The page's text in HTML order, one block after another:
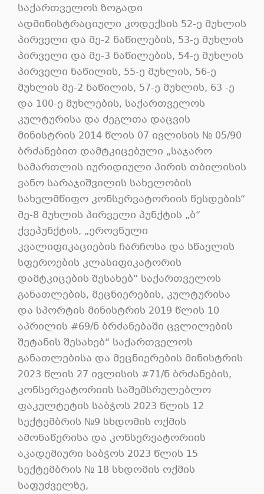
საქართველოს ზოგადი
ადმინისტრაციული კოდექსის 52-ე მუხლის
პირველი და მე-2 ნაწილების, 53-ე მუხლის
პირველი და მე-3 ნაწილების, 54-ე მუხლის
პირველი ნაწილის, 55-ე მუხლის, 56-ე
მუხლის მე-2 ნაწილის, 57-ე მუხლის, 63 -ე
და 100-ე მუხლების, საქართველოს
კულტურისა და ძეგლთა დაცვის
მინისტრის 2014 წლის 07 ივლისის № 05/90
ბრძანებით დამტკიცებული „საჯარო
სამართლის იურიდიული პირის თბილისის
ვანო სარაჯიშვილის სახელობის
სახელმწიფო კონსერვატორიის წესდების“
მე-8 მუხლის პირველი პუნქტის „ბ“
ქვეპუნქტის, „ეროვნული
კვალიფიკაციების ჩარჩოსა და სწავლის
სფეროების კლასიფიკატორის
დამტკიცების შესახებ“ საქართველოს
განათლების, მეცნიერების, კულტურისა
და სპორტის მინისტრის 2019 წლის 10
აპრილის #69/ნ ბრძანებაში ცვლილების
შეტანის შესახებ“ საქართველოს
განათლებისა და მეცნიერების მინისტრის
2023 წლის 27 ივლისის #71/ნ ბრძანების,
კონსერვატორიის საშემსრულებლო
ფაკულტეტის საბჭოს 2023 წლის 12
სექტემბრის №9 სხდომის ოქმის
ამონაწერისა და კონსერვატორიის
აკადემიური საბჭოს 2023 წლის 15
სექტემბრის № 18 სხდომის ოქმის
საფუძველზე,